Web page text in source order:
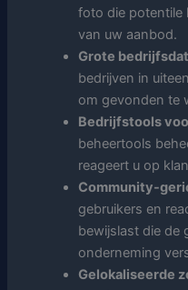
foto die potentile
van uw aanbod.
Grote
bedrijven in
om gevonden te
Bedrijfstools
beheertools
reageert u op
Community-
gebruikers en
bewijslast die de
onderneming
Gelokaliseerde